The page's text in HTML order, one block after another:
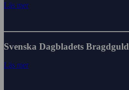
Läs mer
Svenska Dagbladets Bragdguld
Läs mer